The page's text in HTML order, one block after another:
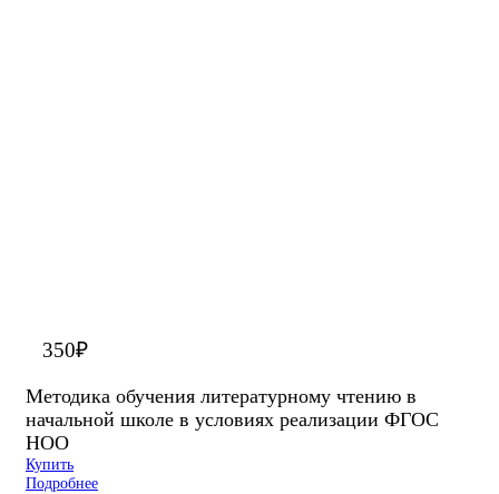
350₽
Методика обучения литературному чтению в
начальной школе в условиях реализации ФГОС
НОО
Купить
Подробнее